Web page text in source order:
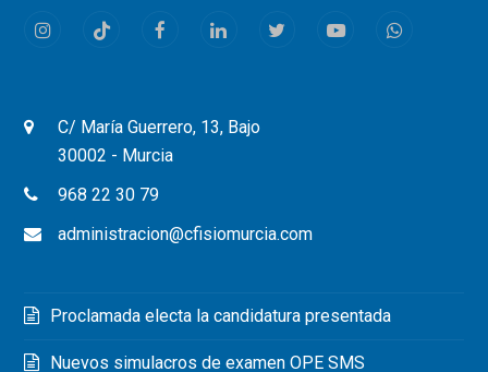
InstagramTiktok FacebookLinkedInTwitterYoutubeWhatsapp
C/ María Guerrero, 13, Bajo
30002 - Murcia
968 22 30 79
administracion@cfisiomurcia.com
Proclamada electa la candidatura presentada
Nuevos simulacros de examen OPE SMS